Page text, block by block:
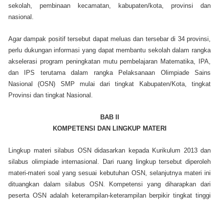
sekolah, pembinaan kecamatan, kabupaten/kota, provinsi dan
nasional.
Agar dampak positif tersebut dapat meluas dan tersebar di 34 provinsi,
perlu dukungan informasi yang dapat membantu sekolah dalam rangka
akselerasi program peningkatan mutu pembelajaran Matematika, IPA,
dan IPS terutama dalam rangka Pelaksanaan Olimpiade Sains
Nasional (OSN) SMP mulai dari tingkat Kabupaten/Kota, tingkat
Provinsi dan tingkat Nasional.
BAB II
KOMPETENSI DAN LINGKUP MATERI
Lingkup materi silabus OSN didasarkan kepada Kurikulum 2013 dan
silabus olimpiade internasional. Dari ruang lingkup tersebut diperoleh
materi-materi soal yang sesuai kebutuhan OSN, selanjutnya materi ini
dituangkan dalam silabus OSN. Kompetensi yang diharapkan dari
peserta OSN adalah keterampilan-keterampilan berpikir tingkat tinggi